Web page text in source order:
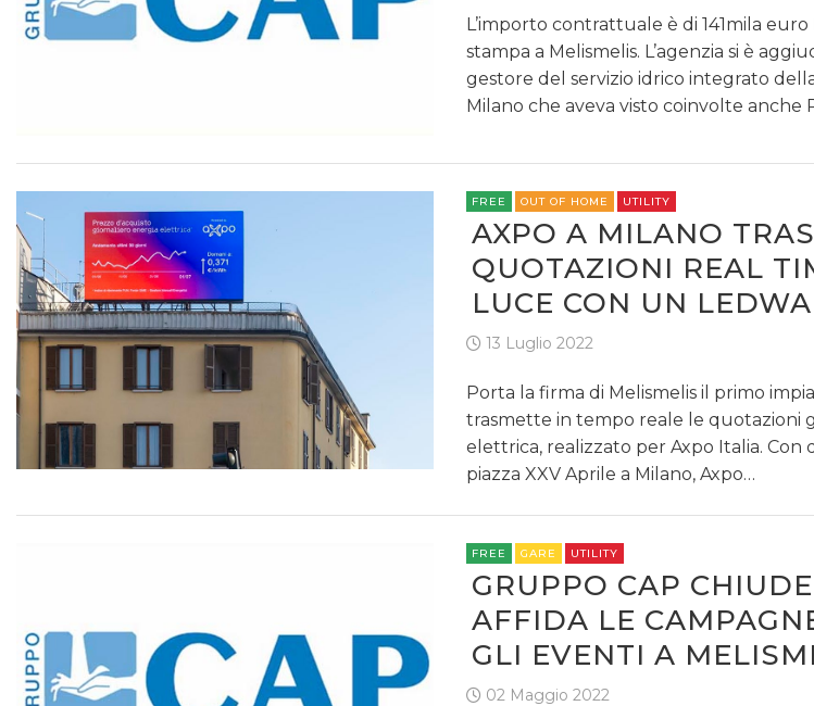
L’importo contrattuale è di 141mila
stampa a Melismelis. L’agenzia si è
gestore del servizio idrico integrato
Milano che aveva visto coinvolte anche
FREE OUT OF HOME UTILITY
AXPO A MILANO
QUOTAZIONI REAL
LUCE CON UN
13 Luglio 2022
Porta la firma di Melismelis il primo
trasmette in tempo reale le quotazioni
elettrica, realizzato per Axpo Italia. Con
piazza XXV Aprile a Milano, Axpo…
FREE GARE UTILITY
GRUPPO CAP
AFFIDA LE
GLI EVENTI A
02 Maggio 2022